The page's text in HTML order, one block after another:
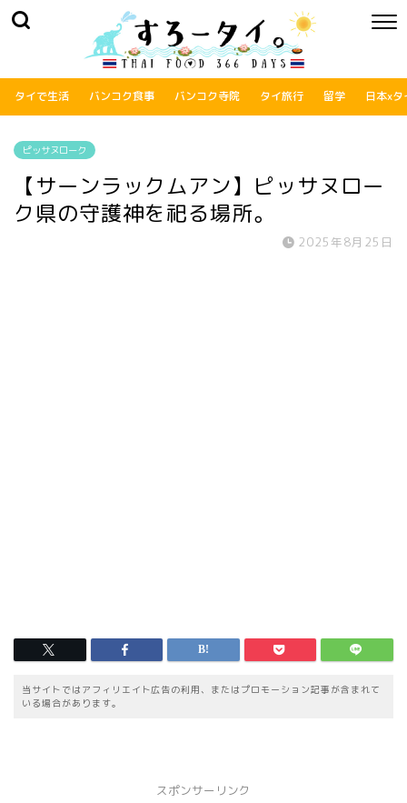
タイで生活 バンコク食事 バンコク寺院 タイ旅行 留学 日本xタ
ピッサヌローク
【サーンラックムアン】ピッサヌロー
ク県の守護神を祀る場所。
2025年8月25日
当サイトではアフィリエイト広告の利用、またはプロモーション記事が含まれて
いる場合があります。
スポンサーリンク